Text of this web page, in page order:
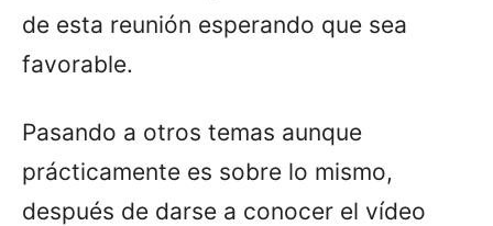
de esta reunión esperando que sea
favorable.
Pasando a otros temas aunque
prácticamente es sobre lo mismo,
después de darse a conocer el vídeo